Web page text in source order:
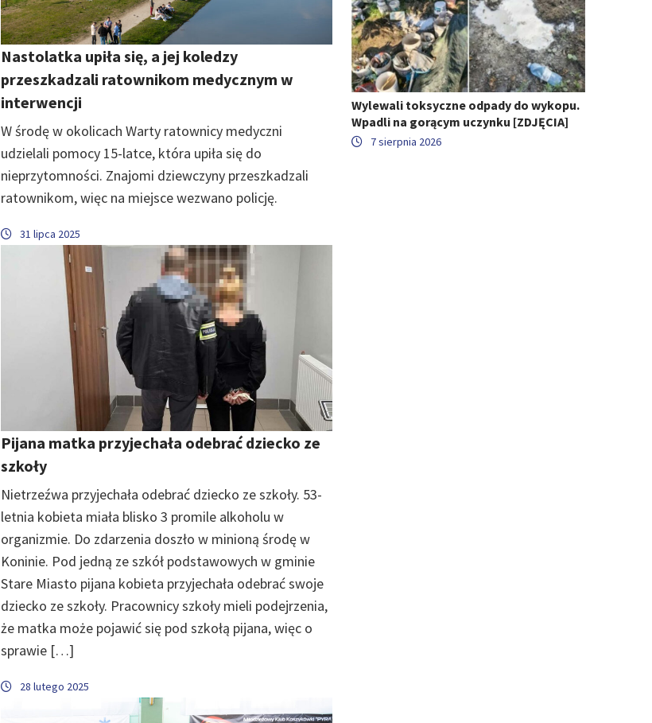
Nastolatka upiła się, a jej koledzy
przeszkadzali ratownikom medycznym w
interwencji
W środę w okolicach Warty ratownicy medyczni
udzielali pomocy 15-latce, która upiła się do
nieprzytomności. Znajomi dziewczyny przeszkadzali
ratownikom, więc na miejsce wezwano policję.
31 lipca 2025
Pijana matka przyjechała odebrać dziecko ze
szkoły
Nietrzeźwa przyjechała odebrać dziecko ze szkoły. 53-
letnia kobieta miała blisko 3 promile alkoholu w
organizmie. Do zdarzenia doszło w minioną środę w
Koninie. Pod jedną ze szkół podstawowych w gminie
Stare Miasto pijana kobieta przyjechała odebrać swoje
dziecko ze szkoły. Pracownicy szkoły mieli podejrzenia,
że matka może pojawić się pod szkołą pijana, więc o
sprawie […]
28 lutego 2025
Wylewali toksyczne odpady do wykopu.
Wpadli na gorącym uczynku [ZDJĘCIA]
7 sierpnia 2026